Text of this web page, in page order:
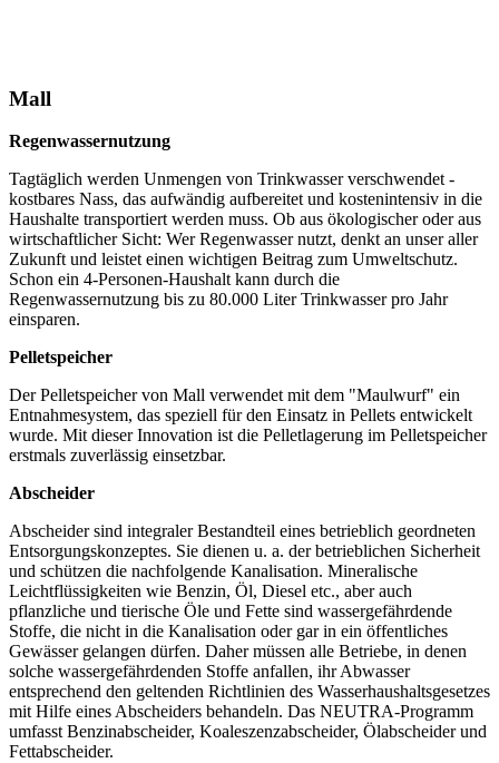
Mall
Regenwassernutzung
Tagtäglich werden Unmengen von Trinkwasser verschwendet -
kostbares Nass, das aufwändig aufbereitet und kostenintensiv in die
Haushalte transportiert werden muss. Ob aus ökologischer oder aus
wirtschaftlicher Sicht: Wer Regenwasser nutzt, denkt an unser aller
Zukunft und leistet einen wichtigen Beitrag zum Umweltschutz.
Schon ein 4-Personen-Haushalt kann durch die
Regenwassernutzung bis zu 80.000 Liter Trinkwasser pro Jahr
einsparen.
Pelletspeicher
Der Pelletspeicher von Mall verwendet mit dem "Maulwurf" ein
Entnahmesystem, das speziell für den Einsatz in Pellets entwickelt
wurde. Mit dieser Innovation ist die Pelletlagerung im Pelletspeicher
erstmals zuverlässig einsetzbar.
Abscheider
Abscheider sind integraler Bestandteil eines betrieblich geordneten
Entsorgungskonzeptes. Sie dienen u. a. der betrieblichen Sicherheit
und schützen die nachfolgende Kanalisation. Mineralische
Leichtflüssigkeiten wie Benzin, Öl, Diesel etc., aber auch
pflanzliche und tierische Öle und Fette sind wassergefährdende
Stoffe, die nicht in die Kanalisation oder gar in ein öffentliches
Gewässer gelangen dürfen. Daher müssen alle Betriebe, in denen
solche wassergefährdenden Stoffe anfallen, ihr Abwasser
entsprechend den geltenden Richtlinien des Wasserhaushaltsgesetzes
mit Hilfe eines Abscheiders behandeln. Das NEUTRA-Programm
umfasst Benzinabscheider, Koaleszenzabscheider, Ölabscheider und
Fettabscheider.